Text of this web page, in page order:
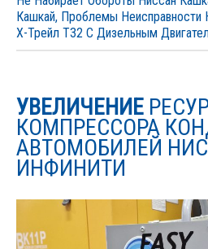
Кашкай, Проблемы Неисправности
Х-Трейл T32 С Дизельным
УВЕЛИЧЕНИЕ
КОМПРЕССОРА
АВТОМОБИЛЕЙ
ИНФИНИТИ